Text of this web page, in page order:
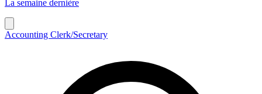
La semaine dernière
Accounting Clerk/Secretary